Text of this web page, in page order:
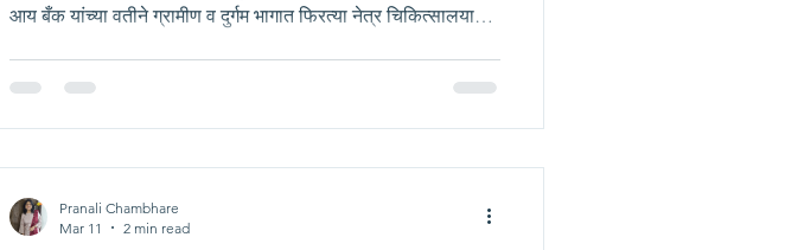
आय बँक यांच्या वतीने ग्रामीण व दुर्गम भागात फिरत्या नेत्र चिकित्सालयाद्वारे
Inauguration of the Eye Checkup Camp at Karanja Lad या
शिबिरामध्ये ज्येष्ठ नागरिकांची मोफत नेत्र तपासणी करण्यात आली. एकूण
Pranali Chambhare
Mar 11
2 min read